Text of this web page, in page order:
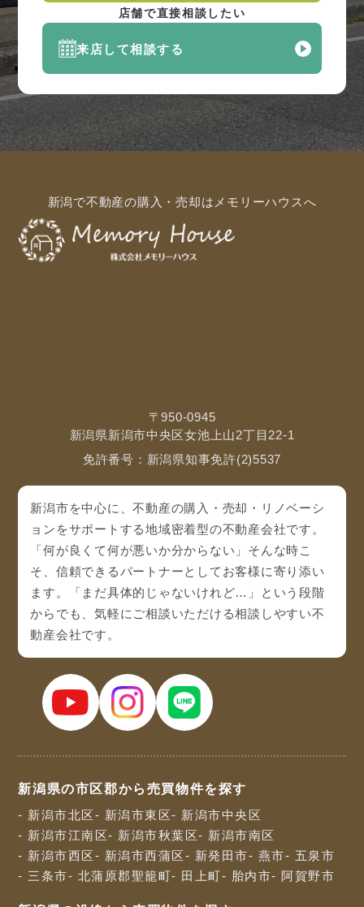
店舗で直接相談したい
来店して相談する
新潟で不動産の購入・売却はメモリーハウスへ
〒950-0945
新潟県新潟市中央区女池上山2丁目22-1
免許番号：新潟県知事免許(2)5537
新潟市を中心に、不動産の購入・売却・リノベーシ
ョンをサポートする地域密着型の不動産会社です。
「何が良くて何が悪いか分からない」そんな時こ
そ、信頼できるパートナーとしてお客様に寄り添い
ます。「まだ具体的じゃないけれど…」という段階
からでも、気軽にご相談いただける相談しやすい不
動産会社です。
新潟県の市区郡から売買物件を探す
- 新潟市北区 - 新潟市東区- 新潟市中央区
- 新潟市江南区- 新潟市秋葉区- 新潟市南区
- 新潟市西区 - 新潟市西蒲区 - 新発田市- 燕市- 五泉市
- 三条市- 北蒲原郡聖籠町- 田上町- 胎内市- 阿賀野市